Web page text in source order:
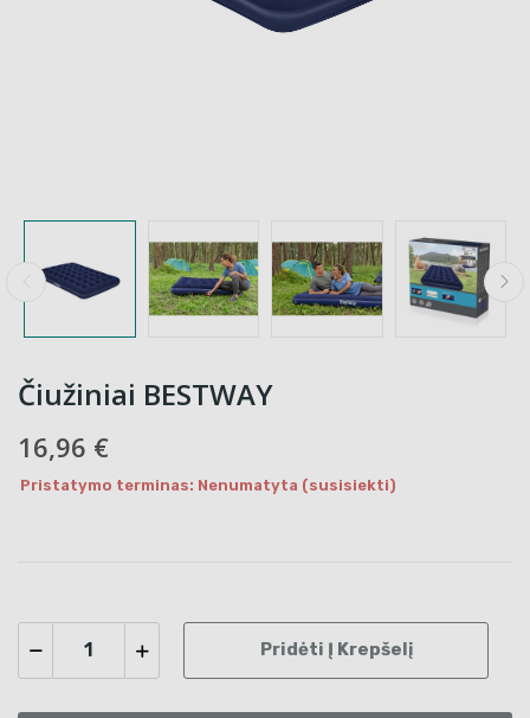
Čiužiniai BESTWAY
16,96 €
Pristatymo terminas: Nenumatyta (susisiekti)
Pridėti Į Krepšelį